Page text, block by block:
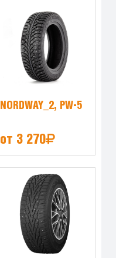
NORDWAY_2, PW-5
от 3 270